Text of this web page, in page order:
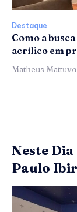
Destaque
Como a
acrílico em
Matheus Mattuvo
Neste
Paulo